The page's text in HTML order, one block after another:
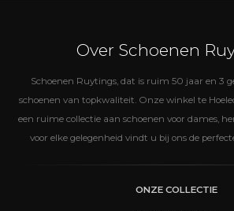
Over Schoenen
Schoenen Ruytings, dat is ruim 50 jaar en 3
schoenen van topkwaliteit. Onze winkel te
een ruime collectie aan schoenen voor dames,
voor elke gelegenheid vindt u bij ons de
ONZE COLLECTIE